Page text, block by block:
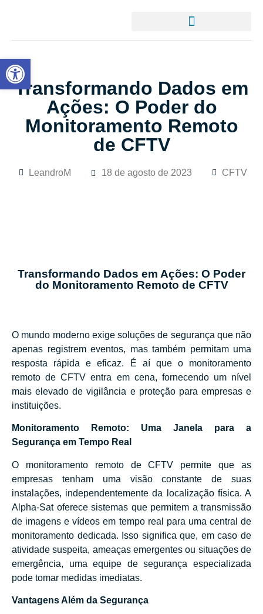
Transformando Dados em
Ações: O Poder do
Monitoramento Remoto
de CFTV
LeandroM 18 de agosto de 2023 CFTV
Transformando Dados em Ações: O Poder
do Monitoramento Remoto de CFTV
O mundo moderno exige soluções de segurança que não
apenas registrem eventos, mas também permitam uma
resposta rápida e eficaz. É aí que o monitoramento
remoto de CFTV entra em cena, fornecendo um nível
mais elevado de vigilância e proteção para empresas e
instituições.
Monitoramento Remoto: Uma Janela para a
Segurança em Tempo Real
O monitoramento remoto de CFTV permite que as
empresas tenham uma visão constante de suas
instalações, independentemente da localização física. A
Alpha-Sat oferece sistemas que permitem a transmissão
de imagens e vídeos em tempo real para uma central de
monitoramento dedicada. Isso significa que, em caso de
atividade suspeita, ameaças emergentes ou situações de
emergência, uma equipe de segurança especializada
pode tomar medidas imediatas.
Vantagens Além da Segurança
Abrir a barra de ferramentas